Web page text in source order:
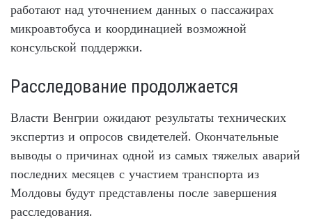
работают над уточнением данных о пассажирах
микроавтобуса и координацией возможной
консульской поддержки.
Расследование продолжается
Власти Венгрии ожидают результаты технических
экспертиз и опросов свидетелей. Окончательные
выводы о причинах одной из самых тяжелых аварий
последних месяцев с участием транспорта из
Молдовы будут представлены после завершения
расследования.